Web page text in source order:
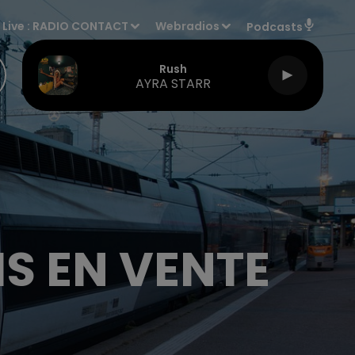
Live : RADIO CONTACT Webradios Podcasts
Rush
AYRA STARR
EN VENTE